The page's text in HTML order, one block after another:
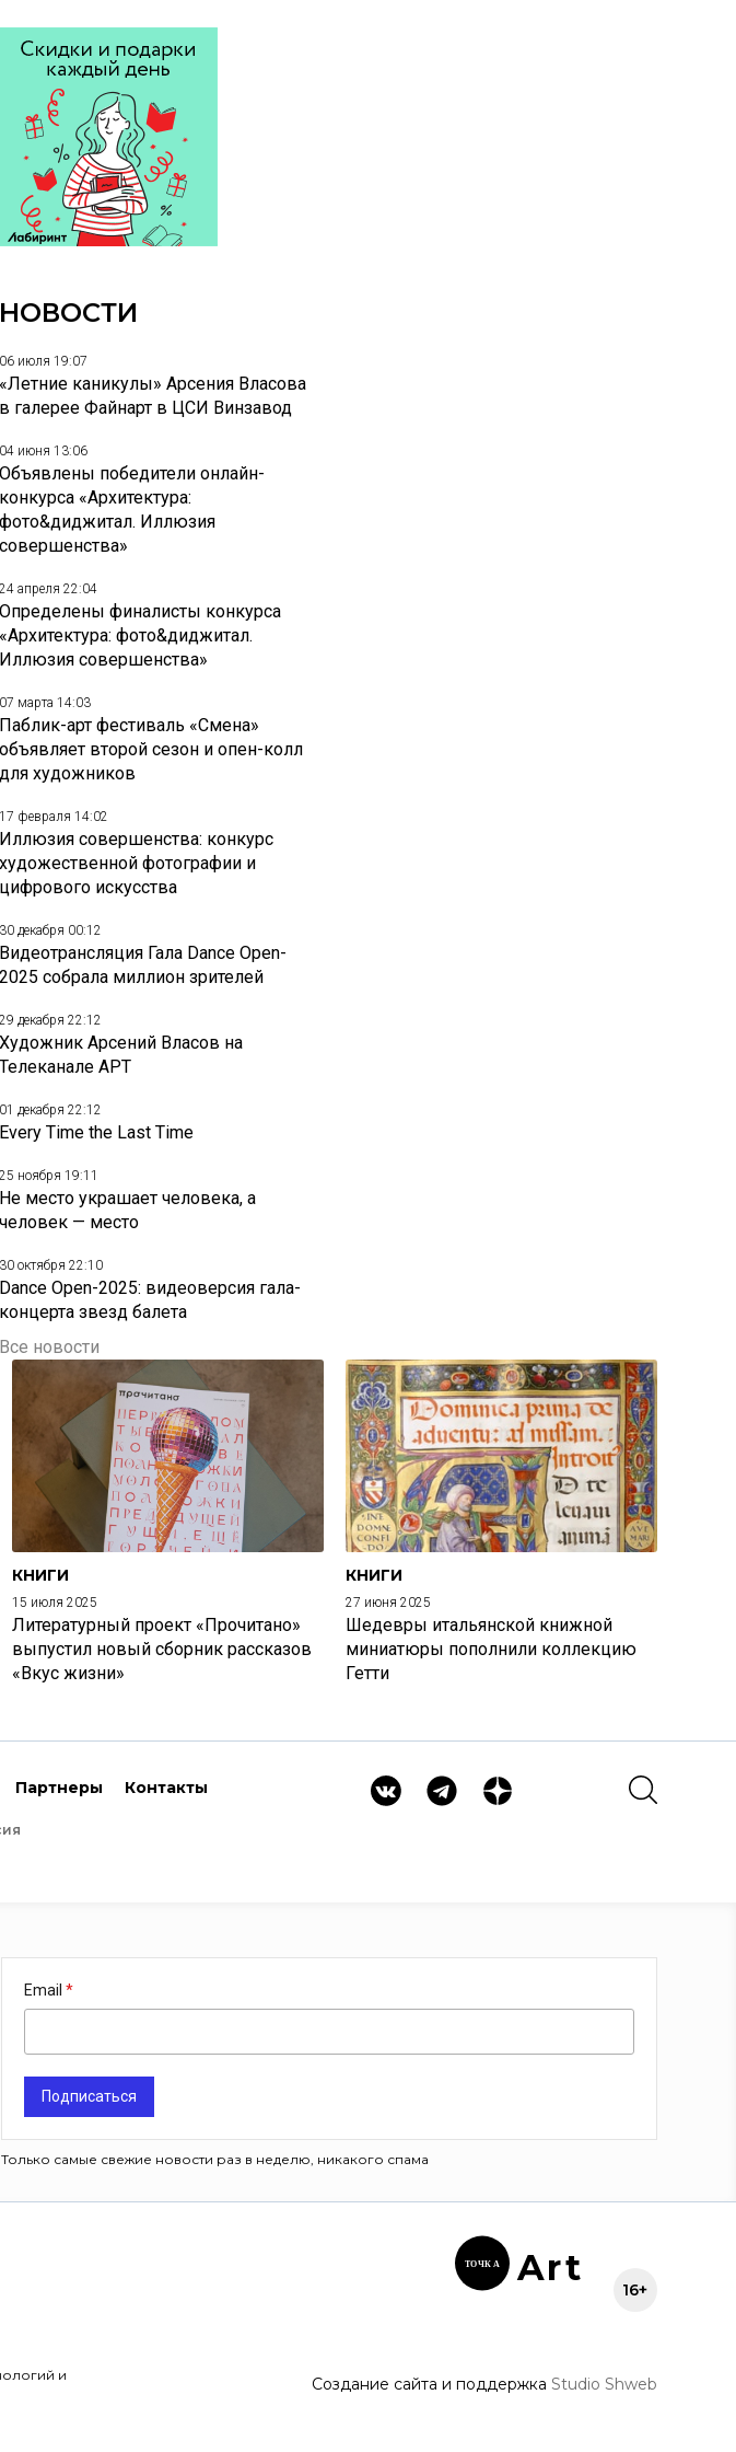
НОВОСТИ
06 июля 19:07
«Летние каникулы» Арсения Власова
в галерее Файнарт в ЦСИ Винзавод
04 июня 13:06
Объявлены победители онлайн-
конкурса «Архитектура:
фото&диджитал. Иллюзия
совершенства»
24 апреля 22:04
Определены финалисты конкурса
«Архитектура: фото&диджитал.
Иллюзия совершенства»
07 марта 14:03
Паблик-арт фестиваль «Смена»
объявляет второй сезон и опен-колл
для художников
17 февраля 14:02
Иллюзия совершенства: конкурс
художественной фотографии и
цифрового искусства
30 декабря 00:12
Видеотрансляция Гала Dance Open-
2025 собрала миллион зрителей
29 декабря 22:12
Художник Арсений Власов на
Телеканале АРТ
01 декабря 22:12
Every Time the Last Time
25 ноября 19:11
Не место украшает человека, а
человек — место
30 октября 22:10
Dance Open-2025: видеоверсия гала-
концерта звезд балета
Все новости
КНИГИ
15 июля 2025
Литературный проект «Прочитано»
выпустил новый сборник рассказов
«Вкус жизни»
КНИГИ
27 июня 2025
Шедевры итальянской книжной
миниатюры пополнили коллекцию
Гетти
Партнеры Контакты
Email
Подписаться
Только самые свежие новости раз в неделю, никакого спама
и
ТОЧК А Art
16+
Создание сайта и поддержка Studio Shweb